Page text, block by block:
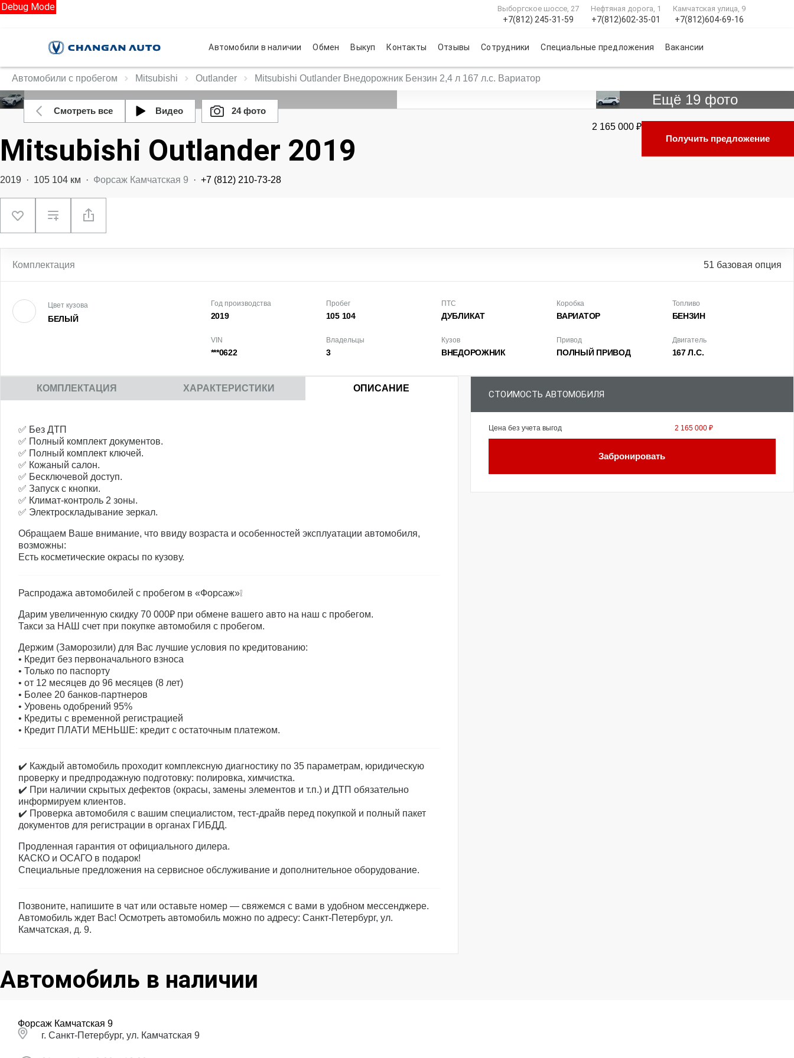
Debug Mode
+7(812) 245-31-59
Выборгское шоссе, 27
+7(812)602-35-01
Нефтяная дорога, 1
+7(812)604-69-16
Камчатская улица, 9
Автомобили в наличии Обмен Выкуп Контакты Отзывы Сотрудники Специальные предложения Вакансии
Автомобили с пробегом Mitsubishi Outlander Mitsubishi Outlander Внедорожник Бензин 2,4 л 167 л.с. Вариатор
Смотреть все Видео 24 фото
Ещё 19 фото
Mitsubishi Outlander 2019
2 165 000 ₽
2019 · 105 104 км · Форсаж Камчатская 9 · +7 (812) 210-73-28
Получить предложение
Комплектация 51 базовая опция
Цвет кузова
БЕЛЫЙ
Год производства
2019
Пробег
105 104
ПТС
ДУБЛИКАТ
Коробка
ВАРИАТОР
Топливо
БЕНЗИН
VIN
***0622
Владельцы
3
Кузов
ВНЕДОРОЖ­НИК
Привод
ПОЛНЫЙ ПРИВОД
Двигатель
167 Л.С.
КОМПЛЕКТАЦИЯ ХАРАКТЕРИСТИКИ ОПИСАНИЕ
✅ Без ДТП
✅ Полный комплект документов.
✅ Полный комплект ключей.
✅ Кожаный салон.
✅ Бесключевой доступ.
✅ Запуск с кнопки.
✅ Климат-контроль 2 зоны.
✅ Электроскладывание зеркал.
Обращаем Ваше внимание, что ввиду возраста и особенностей эксплуатации автомобиля,
возможны:
Есть косметические окрасы по кузову.
Распродажа автомобилей с пробегом в «Форсаж»❕
Дарим увеличенную скидку 70 000₽ при обмене вашего авто на наш с пробегом.
Такси за НАШ счет при покупке автомобиля с пробегом.
Держим (Заморозили) для Вас лучшие условия по кредитованию:
• Кредит без первоначального взноса
• Только по паспорту
• от 12 месяцев до 96 месяцев (8 лет)
• Более 20 банков-партнеров
• Уровень одобрений 95%
• Кредиты с временной регистрацией
• Кредит ПЛАТИ МЕНЬШЕ: кредит с остаточным платежом.
✔️ Каждый автомобиль проходит комплексную диагностику по 35 параметрам, юридическую
проверку и предпродажную подготовку: полировка, химчистка.
✔️ При наличии скрытых дефектов (окрасы, замены элементов и т.п.) и ДТП обязательно
информируем клиентов.
✔️ Проверка автомобиля с вашим специалистом, тест-драйв перед покупкой и полный пакет
документов для регистрации в органах ГИБДД.
Продленная гарантия от официального дилера.
КАСКО и ОСАГО в подарок!
Специальные предложения на сервисное обслуживание и дополнительное оборудование.
Позвоните, напишите в чат или оставьте номер — свяжемся с вами в удобном мессенджере.
Автомобиль ждет Вас! Осмотреть автомобиль можно по адресу: Санкт-Петербург, ул.
Камчатская, д. 9.
СТОИМОСТЬ АВТОМОБИЛЯ
Цена без учета выгод 2 165 000 ₽
Забронировать
Автомобиль в наличии
Форсаж Камчатская 9
г. Санкт-Петербург, ул. Камчатская 9